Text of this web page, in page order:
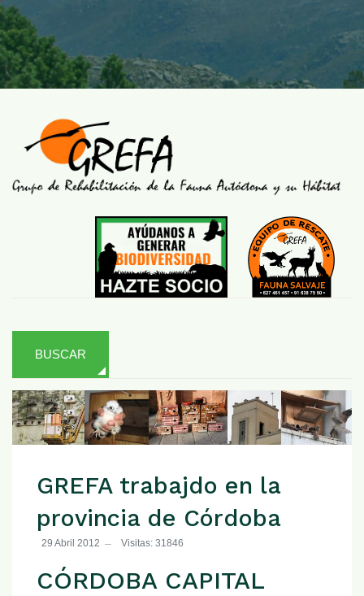
BUSCAR
GREFA trabajdo en la
provincia de Córdoba
29 Abril 2012 Visitas: 31846
CÓRDOBA CAPITAL